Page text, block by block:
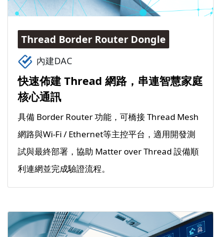
Thread Border Router Dongle
內建DAC
快速佈建 Thread 網路，串連智慧家庭
核心通訊
具備 Border Router 功能，可橋接 Thread Mesh
網路與Wi-Fi / Ethernet等主控平台，適用開發測
試與最終部署，協助 Matter over Thread 設備順
利連網並完成驗證流程。